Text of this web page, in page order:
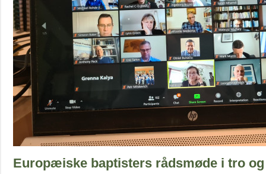
Europæiske baptisters rådsmøde i tro